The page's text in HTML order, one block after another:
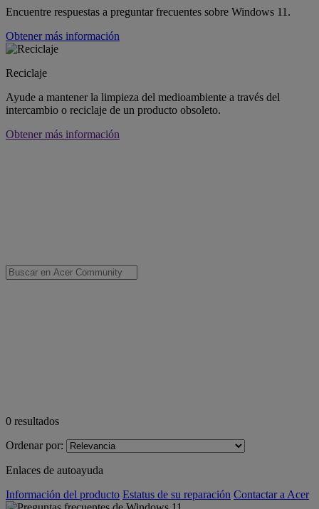
Encuentre respuestas a preguntar frecuentes sobre Windows 11.
Obtener más información
Reciclaje
Ayude a mantener la limpieza del medioambiente a través del
intercambio o reciclaje de un producto obsoleto.
Obtener más información
0 resultados
Ordenar por:
Enlaces de autoayuda
Información del producto Estatus de su reparación Contactar a Acer